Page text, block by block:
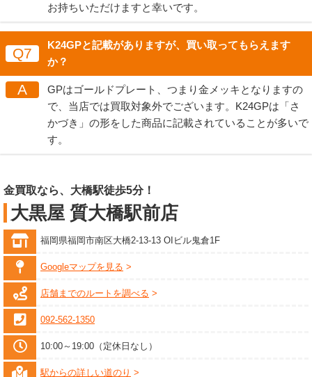
お持ちいただけますと幸いです。
Q7
K24GPと記載がありますが、買い取ってもらえます
か？
A
GPはゴールドプレート、つまり金メッキとなりますの
で、当店では買取対象外でございます。K24GPは「さ
かづき」の形をした商品に記載されていることが多いで
す。
金買取なら、大橋駅徒歩5分！
大黒屋 質大橋駅前店
福岡県福岡市南区大橋2-13-13 OIビル鬼倉1F
Googleマップを見る
店舗までのルートを調べる
092-562-1350
10:00～19:00（定休日なし）
駅からの詳しい道のり